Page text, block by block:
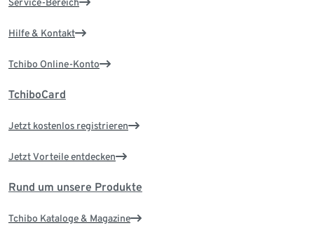
Hilfe & Kontakt
Tchibo Online-Konto
TchiboCard
Jetzt kostenlos registrieren
Jetzt Vorteile entdecken
Rund um unsere Produkte
Tchibo Kataloge & Magazine